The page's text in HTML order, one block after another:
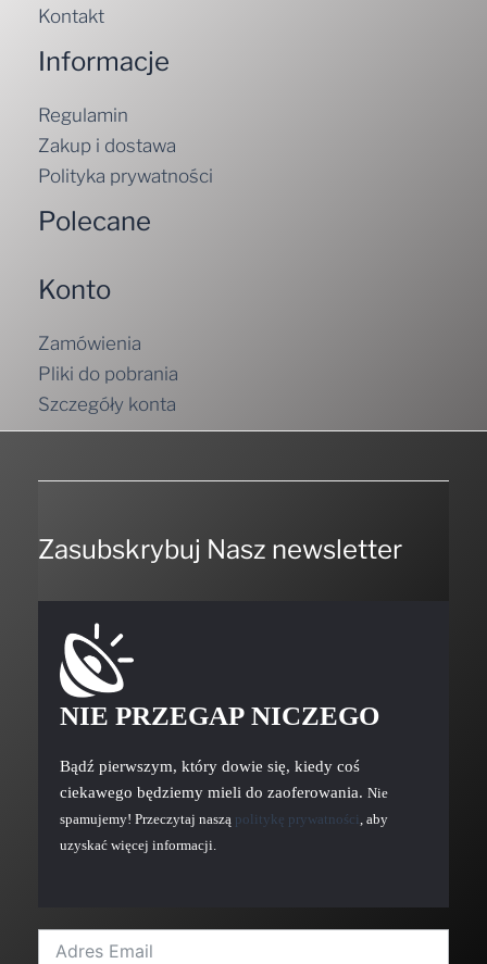
Kontakt
Informacje
Regulamin
Zakup i dostawa
Polityka prywatności
Polecane
Konto
Zamówienia
Pliki do pobrania
Szczegóły konta
Zasubskrybuj Nasz newsletter
NIE PRZEGAP NICZEGO
Bądź pierwszym, który dowie się, kiedy coś
ciekawego będziemy mieli do zaoferowania. Nie
spamujemy! Przeczytaj naszą politykę prywatności , aby
uzyskać więcej informacji.